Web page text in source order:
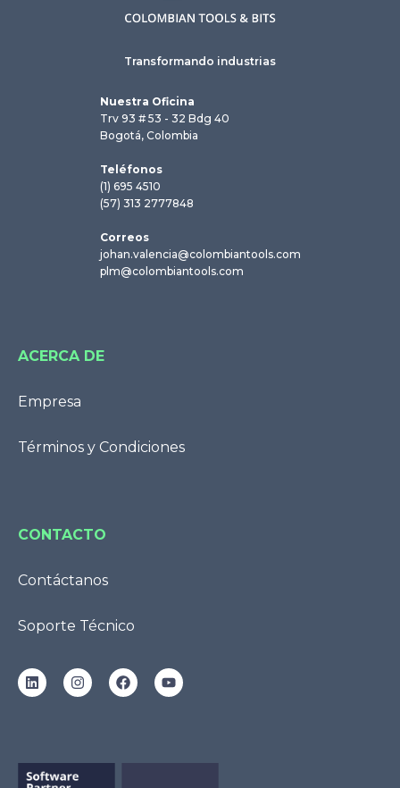
Transformando industrias
Nuestra Oficina
Trv 93 # 53 - 32 Bdg 40
Bogotá, Colombia
Teléfonos
(1) 695 4510
(57) 313 2777848
Correos
johan.valencia@colombiantools.com
plm@colombiantools.com
ACERCA DE
Empresa
Términos y Condiciones
CONTACTO
Contáctanos
Soporte Técnico